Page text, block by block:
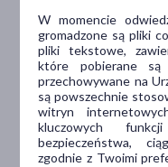
opaska(99)
test(99)
wkładka(78)
pasta(3)
opatrunek(3)
W momencie
gromadzone są pliki
pliki tekstowe,
które pobierane są
przechowywane na
są powszechnie
witryn
kluczowych
bezpieczeństwa,
zgodnie z Twoimi